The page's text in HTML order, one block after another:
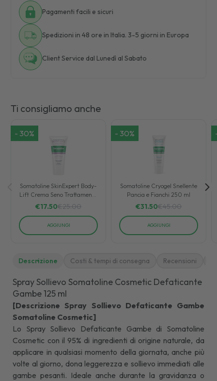
Pagamenti facili e sicuri
Spedizioni in 48 ore in Italia. 3-5 giorni in Europa
Client Service dal Lunedì al Sabato
Ti consigliamo anche
- 30%
Somatoline SkinExpert Body-
Lift Crema Seno Trattamento
seno Tonificante 75 ml
€17.50€25.00
AGGIUNGI
- 30%
Somatoline Cryogel Snellente
Pancia e Fianchi 250 ml
€31.50€45.00
AGGIUNGI
Descrizione Costi & tempi di consegna Recensioni
Spray Sollievo Somatoline Cosmetic Defaticante
Gambe 125 ml
[Descrizione Spray Sollievo Defaticante Gambe
Somatoline Cosmetic]
Lo Spray Sollievo Defaticante Gambe di Somatoline
Cosmetic con il 95% di ingredienti di origine naturale, da
applicare in qualsiasi momento della giornata, anche più
volte al giorno, dona leggerezza e sollievo immediati alle
gambe pesanti. Ideale anche durante la gravidanza o